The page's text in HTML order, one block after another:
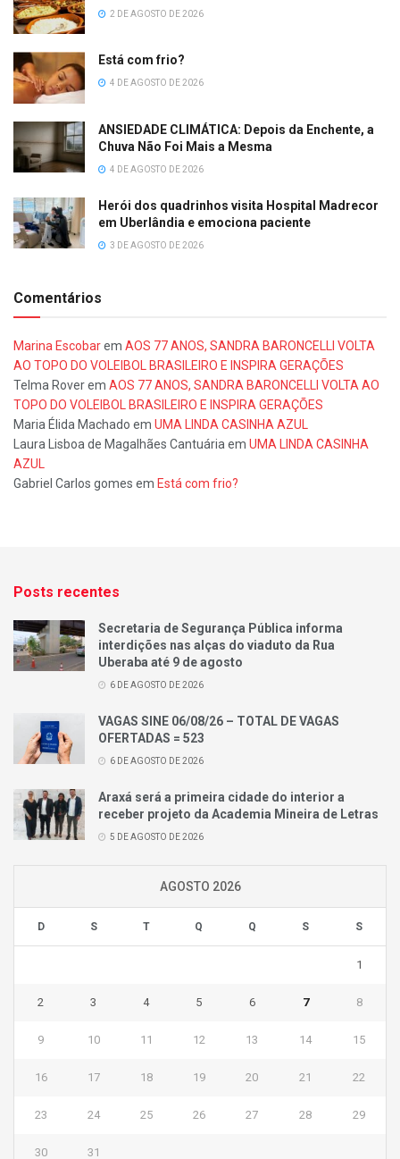
2 DE AGOSTO DE 2026
Está com frio?
4 DE AGOSTO DE 2026
ANSIEDADE CLIMÁTICA: Depois da Enchente, a
Chuva Não Foi Mais a Mesma
4 DE AGOSTO DE 2026
Herói dos quadrinhos visita Hospital Madrecor
em Uberlândia e emociona paciente
3 DE AGOSTO DE 2026
Comentários
Marina Escobarem AOS 77 ANOS, SANDRA BARONCELLI VOLTA
AO TOPO DO VOLEIBOL BRASILEIRO E INSPIRA GERAÇÕES
Telma Roverem AOS 77 ANOS, SANDRA BARONCELLI VOLTA AO
TOPO DO VOLEIBOL BRASILEIRO E INSPIRA GERAÇÕES
Maria Élida Machado em UMA LINDA CASINHA AZUL
Laura Lisboa de Magalhães Cantuária em UMA LINDA CASINHA
AZUL
Gabriel Carlos gomes em Está com frio?
Posts recentes
Secretaria de Segurança Pública informa
interdições nas alças do viaduto da Rua
Uberaba até 9 de agosto
6 DE AGOSTO DE 2026
VAGAS SINE 06/08/26 – TOTAL DE VAGAS
OFERTADAS = 523
6 DE AGOSTO DE 2026
Araxá será a primeira cidade do interior a
receber projeto da Academia Mineira de Letras
5 DE AGOSTO DE 2026
AGOSTO 2026
D S T Q Q S S
1
2 3 4 5 6 7 8
9 10 11 12 13 14 15
16 17 18 19 20 21 22
23 24 25 26 27 28 29
30 31